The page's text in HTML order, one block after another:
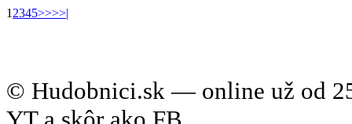
1 2345>>>>|
© Hudobnici.sk — online už od